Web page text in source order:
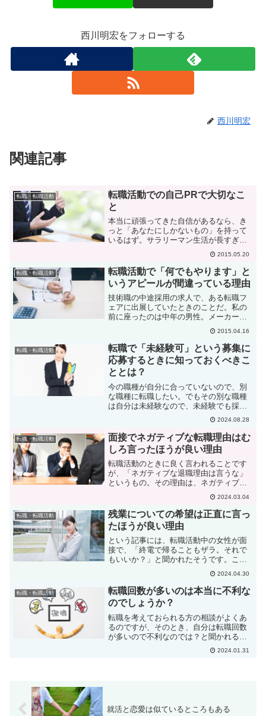
西川明宏をフォローする
西川明宏
関連記事
転職・転職活動
転職活動での自己PRで大切なこ
と
本当に頑張ってきた自信があるなら、き
っと「あなたにしかないもの」を持って
いるはず。サラリーマン生活が長すぎ
て、自己表現のやり方を見失ったので
す。中高年の転職に見る「サラリーマン
は自己表現ができない」の悲劇を読ん
で、以前に経験したある求職者氏...
2015.05.20
転職・転職活動
転職活動で「何でもやります」と
いうアピールが間違っている理由
技術職の中途採用の求人で、ある転職フ
ェアに出展していたときのことだ。私の
前に座ったのは中年の男性。メーカーで
20数年、技術畑で働いてきたのだけれ
ど、退職勧奨を受けているらしい。家族
もあり、何とか早く再就職が必要だった
彼。でも、私の会社で求め...
2015.04.16
転職・転職活動
転職で「未経験可」という募集に
応募するときに知っておくべきこ
ととは？
今の職種が自分に合っていないので、別
な職種に転職したい。でもその別な職種
は自分は未経験なので、未経験でも採用
してくれるところを探している。そうい
う人は結構多いと思います。やっている
ことは決して間違ってはいないのです
が、転職先を間違って選んで...
2024.08.28
転職・転職活動
面接でネガティブな転職理由はむ
しろ言ったほうが良い理由
転職活動のときに良く言われることです
が、「ネガティブな退職理由は言うな」
というもの。その理由は、ネガティブな
労働環境に耐えることができない人だと
思われるからですね。また、確かに会社
の悪口の羅列みたいなことを言われる
と、他責思考でしかない人に...
2024.03.04
転職・転職活動
残業についての希望は正直に言っ
たほうが良い理由
という記事には、転職活動中の女性が面
接で、「終電で帰ることもザラ。それで
もいいか？」と聞かれたそうです。この
女性は、事前のアンケートで「残業はし
たくない」と回答していたにも関わら
ず、そのように聞かれ、やはり残業はし
たくないと答えていたところ...
2024.04.30
転職・転職活動
転職回数が多いのは本当に不利な
のでしょうか？
転職を考えておられる方の相談がよくあ
るのですが、そのとき、自分は転職回数
が多いので不利なのでは？と聞かれるこ
とが多いです。これ、果たしてホントな
んでしょうか？転職回数が多くても決し
2024.01.31
就活と恋愛は似ているところもある